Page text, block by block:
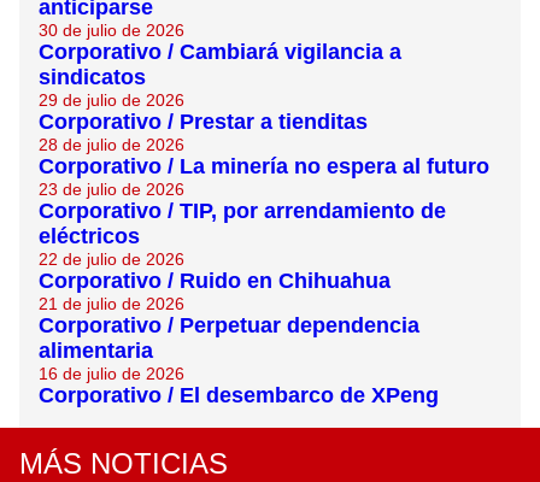
anticiparse
30 de julio de 2026
Corporativo / Cambiará vigilancia a
sindicatos
29 de julio de 2026
Corporativo / Prestar a tienditas
28 de julio de 2026
Corporativo / La minería no espera al futuro
23 de julio de 2026
Corporativo / TIP, por arrendamiento de
eléctricos
22 de julio de 2026
Corporativo / Ruido en Chihuahua
21 de julio de 2026
Corporativo / Perpetuar dependencia
alimentaria
16 de julio de 2026
Corporativo / El desembarco de XPeng
MÁS NOTICIAS